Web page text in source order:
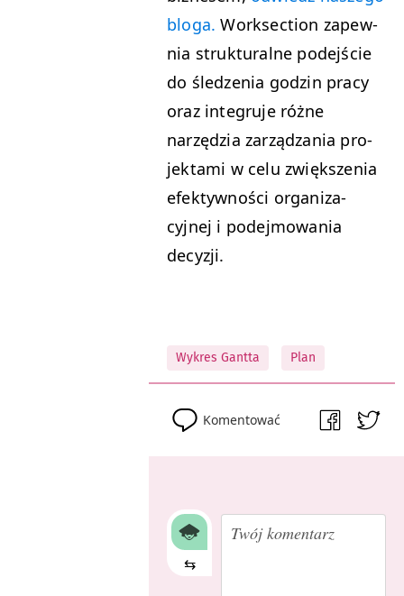
blo­ga. Work­sec­tion zapew­
nia struk­tu­ralne pode­jś­cie
do śledzenia godzin pra­cy
oraz inte­gru­je różne
narzędzia zarządza­nia pro­
jek­ta­mi w celu zwięk­szenia
efek­ty­wnoś­ci orga­ni­za­
cyjnej i pode­j­mowa­nia
decyzji.
Wykres Gantta Plan
Komentować
⇆